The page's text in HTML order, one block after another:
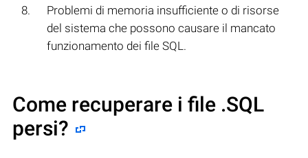
Problemi di memoria insufficiente o di risorse
del sistema che possono causare il mancato
funzionamento dei file SQL.
Come recuperare i file .SQL
persi?